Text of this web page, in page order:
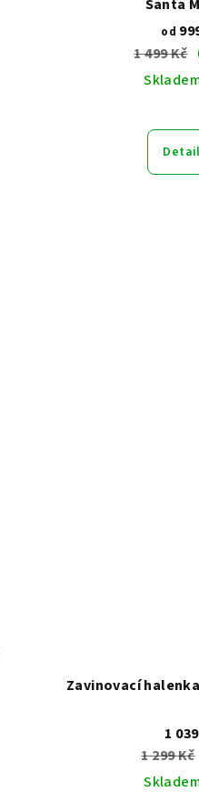
Santa
od
1 499 Kč
Detail
Zavinovací
1
1 299 Kč